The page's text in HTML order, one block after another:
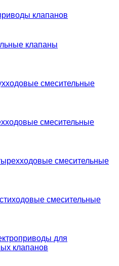
клапанов
клапаны
смесительные
смесительные
смесительные
смесительные
для
клапанов